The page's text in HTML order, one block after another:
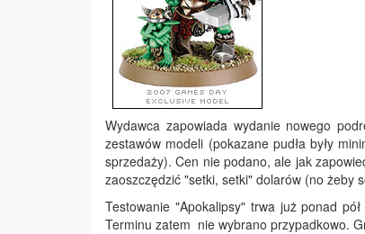
Wydawca zapowiada wydanie nowego
zestawów modeli (pokazane pudła były
sprzedaży). Cen nie podano, ale jak
zaoszczędzić "setki, setki" dolarów (no żeby
Testowanie "Apokalipsy" trwa już ponad
Terminu zatem nie wybrano przypadkowo.